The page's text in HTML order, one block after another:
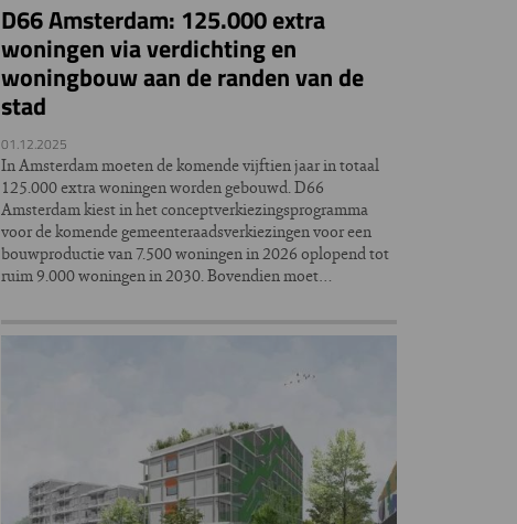
D66 Amsterdam: 125.000 extra
woningen via verdichting en
woningbouw aan de randen van de
stad
01.12.2025
In Amsterdam moeten de komende vijftien jaar in totaal
125.000 extra woningen worden gebouwd. D66
Amsterdam kiest in het conceptverkiezingsprogramma
voor de komende gemeenteraadsverkiezingen voor een
bouwproductie van 7.500 woningen in 2026 oplopend tot
ruim 9.000 woningen in 2030. Bovendien moet…